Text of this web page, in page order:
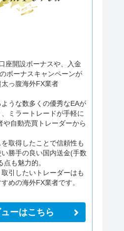
座開設ボーナスや、入金
ボーナスキャンペーンが
っ腹海外FX業者
うな数多くの優秀なEAが
ミラートレードが手軽に
や自動売買トレーダーから
取得したことで信頼性も
勝手の良い国内送金(手数
も魅力的。
引したいトレーダーはも
めの海外FX業者です。
ーはこちら